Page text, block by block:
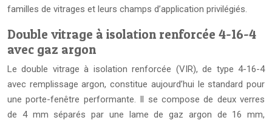
familles de vitrages et leurs champs d’application privilégiés.
Double vitrage à isolation renforcée 4-16-4
avec gaz argon
Le double vitrage à isolation renforcée (VIR), de type 4-16-4
avec remplissage argon, constitue aujourd’hui le standard pour
une porte-fenêtre performante. Il se compose de deux verres
de 4 mm séparés par une lame de gaz argon de 16 mm,